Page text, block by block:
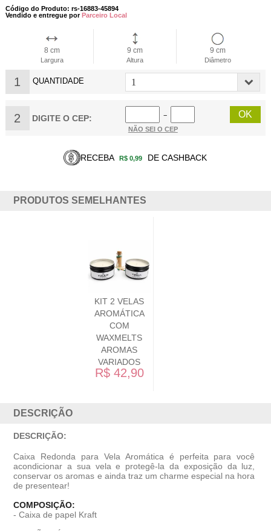
Código do Produto: rs-16883-45894
Vendido e entregue porParceiro Local
8 cm
Largura
9 cm
Altura
9 cm
Diâmetro
1 QUANTIDADE
2 DIGITE O CEP:
−
NÃO SEI O CEP
RECEBA R$ 0,99 DE CASHBACK
PRODUTOS SEMELHANTES
KIT 2 VELAS
AROMÁTICA
COM
WAXMELTS
AROMAS
VARIADOS
R$ 42,90
DESCRIÇÃO
DESCRIÇÃO:
Caixa Redonda para Vela Aromática é perfeita para você
acondicionar a sua vela e protegê-la da exposição da luz,
conservar os aromas e ainda traz um charme especial na hora
de presentear!
COMPOSIÇÃO:
- Caixa de papel Kraft